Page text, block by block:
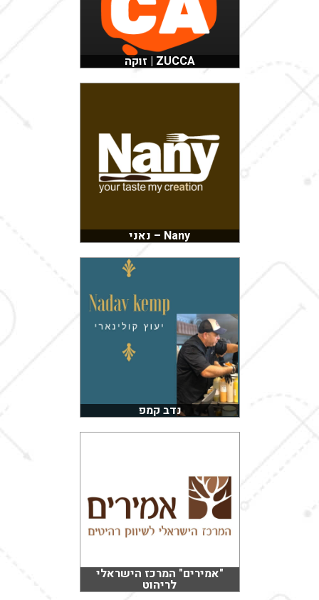
ZUCCA | זוקה
Nany – נאני
נדב קמפ
"אמירים" המרכז הישראלי
לריהוט